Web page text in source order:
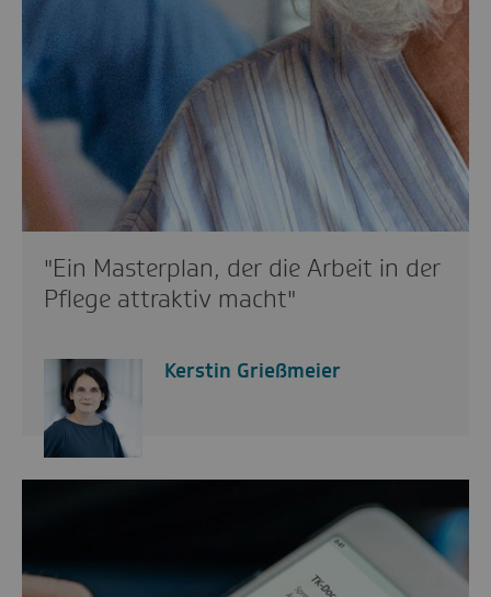
"Ein Masterplan, der die Arbeit in der
Pflege attraktiv macht"
Kerstin Grießmeier